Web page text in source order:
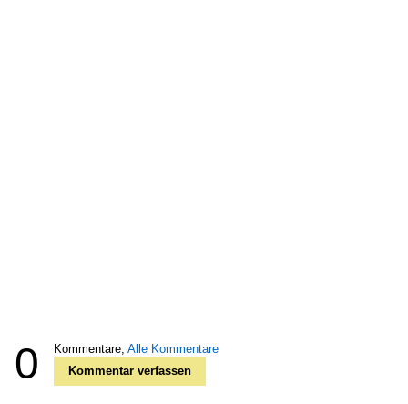
0 Kommentare, Alle Kommentare
Kommentar verfassen